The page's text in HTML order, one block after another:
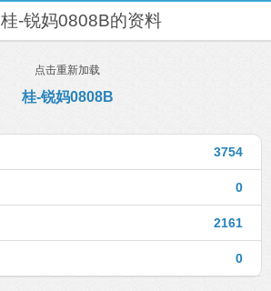
桂-锐妈0808B的资料
点击重新加载
桂-锐妈0808B
3754
0
2161
0